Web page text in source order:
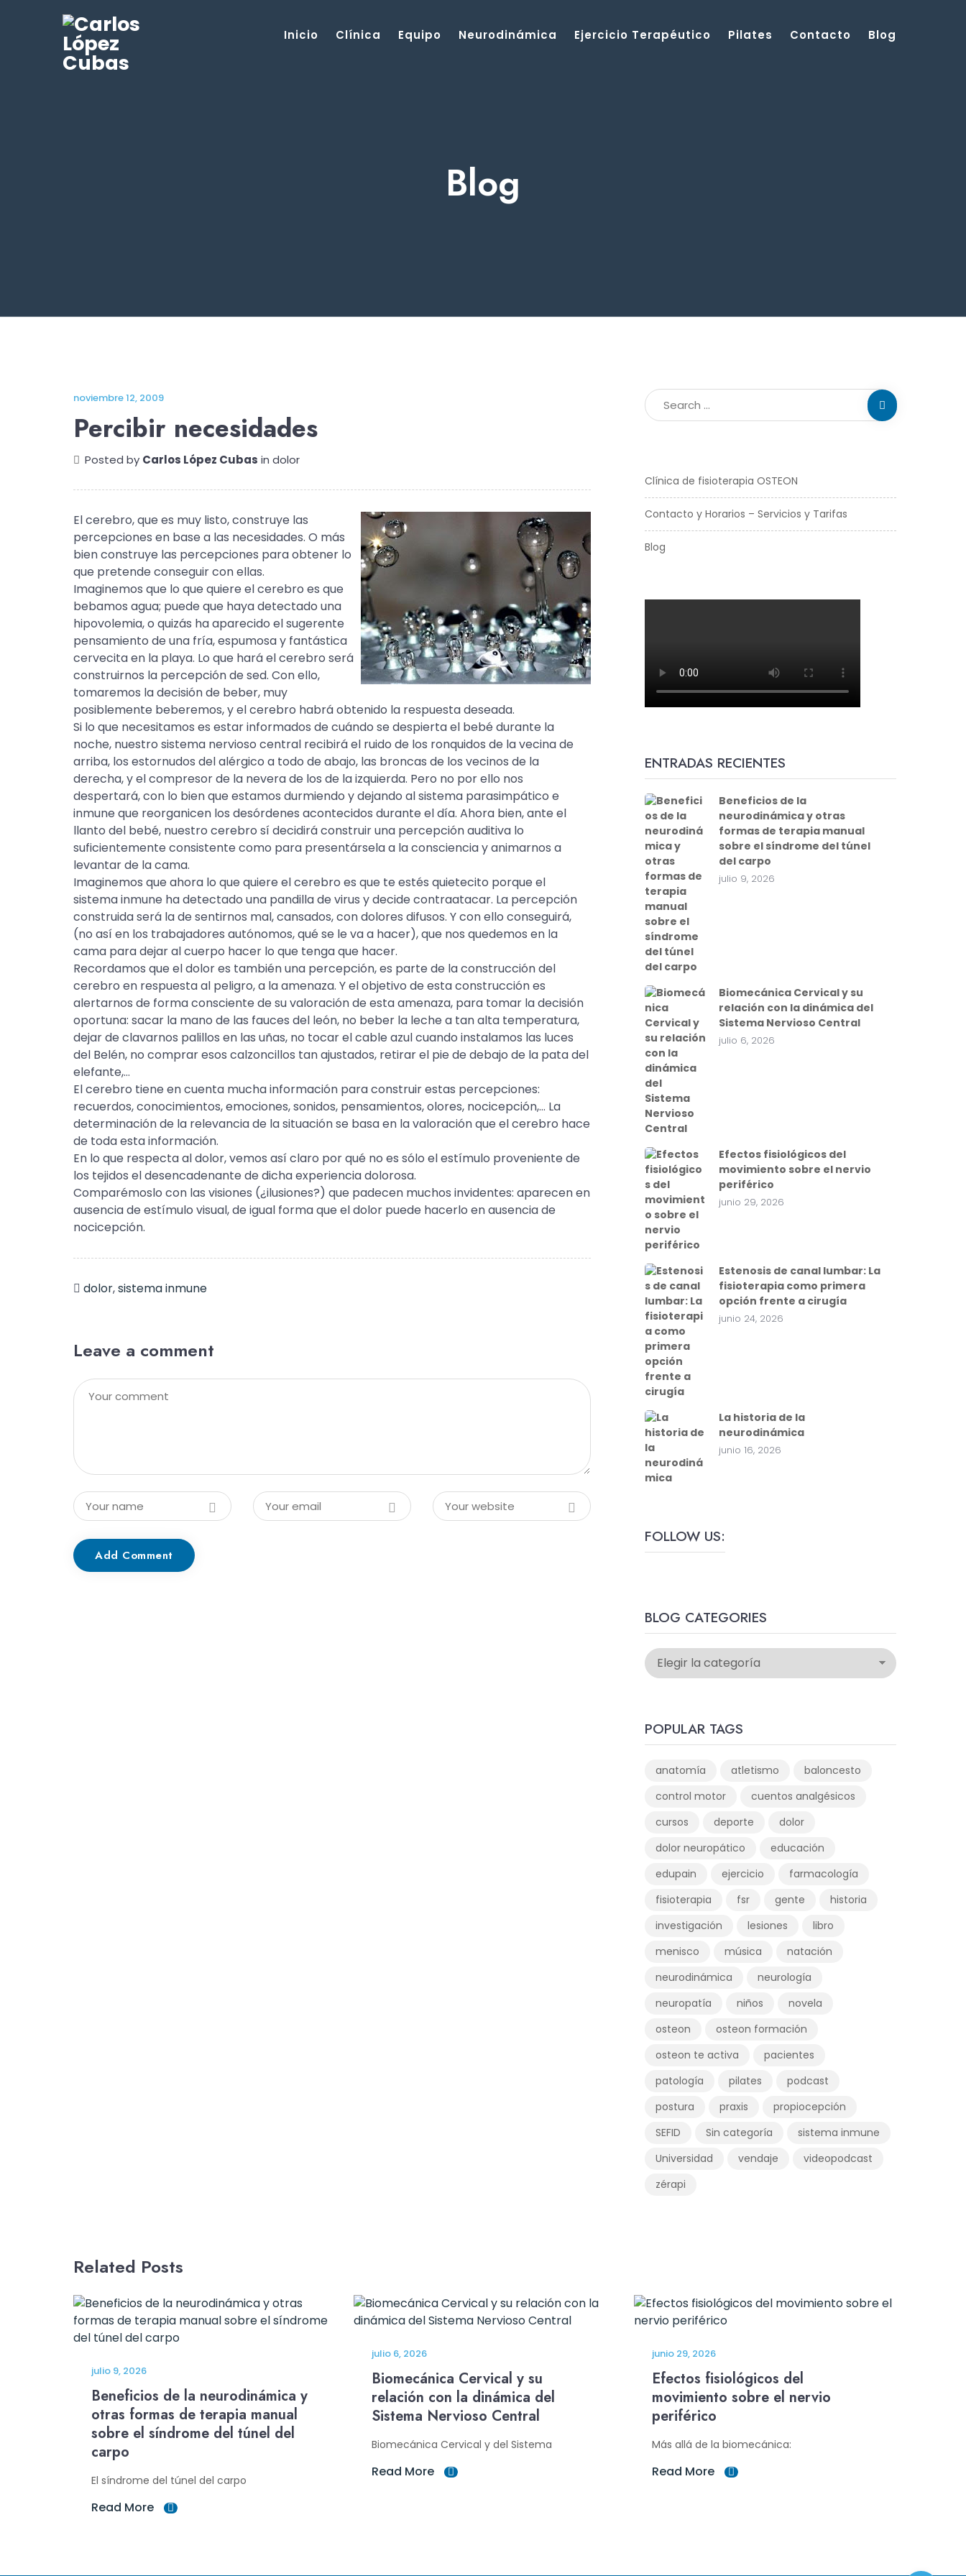
Inicio Clínica Equipo Neurodinámica Ejercicio Terapéutico Pilates Contacto Blog
Blog
noviembre 12, 2009
Percibir necesidades
Posted by Carlos López Cubas in dolor
El cerebro, que es muy listo, construye las
percepciones en base a las necesidades. O más
bien construye las percepciones para obtener lo
que pretende conseguir con ellas.
Imaginemos que lo que quiere el cerebro es que
bebamos agua; puede que haya detectado una
hipovolemia, o quizás ha aparecido el sugerente
pensamiento de una fría, espumosa y fantástica
cervecita en la playa. Lo que hará el cerebro será
construirnos la percepción de sed. Con ello,
tomaremos la decisión de beber, muy
posiblemente beberemos, y el cerebro habrá obtenido la respuesta deseada.
Si lo que necesitamos es estar informados de cuándo se despierta el bebé durante la
noche, nuestro sistema nervioso central recibirá el ruido de los ronquidos de la vecina de
arriba, los estornudos del alérgico a todo de abajo, las broncas de los vecinos de la
derecha, y el compresor de la nevera de los de la izquierda. Pero no por ello nos
despertará, con lo bien que estamos durmiendo y dejando al sistema parasimpático e
inmune que reorganicen los desórdenes acontecidos durante el día. Ahora bien, ante el
llanto del bebé, nuestro cerebro sí decidirá construir una percepción auditiva lo
suficientemente consistente como para presentársela a la consciencia y animarnos a
levantar de la cama.
Imaginemos que ahora lo que quiere el cerebro es que te estés quietecito porque el
sistema inmune ha detectado una pandilla de virus y decide contraatacar. La percepción
construida será la de sentirnos mal, cansados, con dolores difusos. Y con ello conseguirá,
(no así en los trabajadores autónomos, qué se le va a hacer), que nos quedemos en la
cama para dejar al cuerpo hacer lo que tenga que hacer.
Recordamos que el dolor es también una percepción, es parte de la construcción del
cerebro en respuesta al peligro, a la amenaza. Y el objetivo de esta construcción es
alertarnos de forma consciente de su valoración de esta amenaza, para tomar la decisión
oportuna: sacar la mano de las fauces del león, no beber la leche a tan alta temperatura,
dejar de clavarnos palillos en las uñas, no tocar el cable azul cuando instalamos las luces
del Belén, no comprar esos calzoncillos tan ajustados, retirar el pie de debajo de la pata del
elefante,…
El cerebro tiene en cuenta mucha información para construir estas percepciones:
recuerdos, conocimientos, emociones, sonidos, pensamientos, olores, nocicepción,… La
determinación de la relevancia de la situación se basa en la valoración que el cerebro hace
de toda esta información.
En lo que respecta al dolor, vemos así claro por qué no es sólo el estímulo proveniente de
los tejidos el desencadenante de dicha experiencia dolorosa.
Comparémoslo con las visiones (¿ilusiones?) que padecen muchos invidentes: aparecen en
ausencia de estímulo visual, de igual forma que el dolor puede hacerlo en ausencia de
nocicepción.
dolor,sistema inmune
Leave a comment
Add Comment
Clínica de fisioterapia OSTEON
Contacto y Horarios – Servicios y Tarifas
Blog
ENTRADAS RECIENTES
Beneficios de la
neurodinámica y otras
formas de terapia manual
sobre el síndrome del túnel
del carpo
julio 9, 2026
Biomecánica Cervical y su
relación con la dinámica del
Sistema Nervioso Central
julio 6, 2026
Efectos fisiológicos del
movimiento sobre el nervio
periférico
junio 29, 2026
Estenosis de canal lumbar: La
fisioterapia como primera
opción frente a cirugía
junio 24, 2026
La historia de la
neurodinámica
junio 16, 2026
FOLLOW US:
BLOG CATEGORIES
POPULAR TAGS
anatomía atletismo
baloncesto
control motor
cuentos analgésicos
cursos
deporte
dolor
dolor neuropático
educación
edupain
ejercicio
farmacología
fisioterapia
fsr gente
historia
investigación
lesiones
libro
menisco
música
natación
neurodinámica
neurología
neuropatía
niños
novela
osteon
osteon formación
osteon te activa
pacientes
patología
pilates
podcast
postura
praxis
propiocepción
SEFID
Sin categoría
sistema inmune
Universidad
vendaje
videopodcast
zérapi
Related Posts
julio 9, 2026
Beneficios de la neurodinámica y
otras formas de terapia manual
sobre el síndrome del túnel del
carpo
El síndrome del túnel del carpo
Read More
julio 6, 2026
Biomecánica Cervical y su
relación con la dinámica del
Sistema Nervioso Central
Biomecánica Cervical y del Sistema
Read More
junio 29, 2026
Efectos fisiológicos del
movimiento sobre el nervio
periférico
Más allá de la biomecánica:
Read More